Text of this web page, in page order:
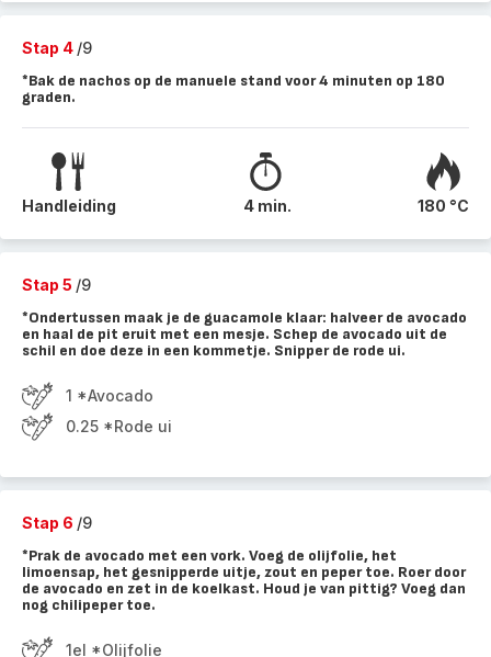
Stap 4 /9
*Bak de nachos op de manuele stand voor 4 minuten op 180
graden.
Handleiding 4 min. 180 °C
Stap 5 /9
*Ondertussen maak je de guacamole klaar: halveer de avocado
en haal de pit eruit met een mesje. Schep de avocado uit de
schil en doe deze in een kommetje. Snipper de rode ui.
1 *Avocado
0.25 *Rode ui
Stap 6 /9
*Prak de avocado met een vork. Voeg de olijfolie, het
limoensap, het gesnipperde uitje, zout en peper toe. Roer door
de avocado en zet in de koelkast. Houd je van pittig? Voeg dan
nog chilipeper toe.
1el *Olijfolie